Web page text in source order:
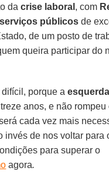
dacrise laboral , com
serviços públicos de
de um posto de
queira participar do
difícil, porque a
anos, e não
cada vez mais
invés de nos voltar para
para superar o
agora.